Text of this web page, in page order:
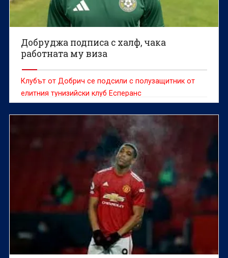
Добруджа подписа с халф, чака
работната му виза
Клубът от Добрич се подсили с полузащитник от
елитния тунизийски клуб Есперанс